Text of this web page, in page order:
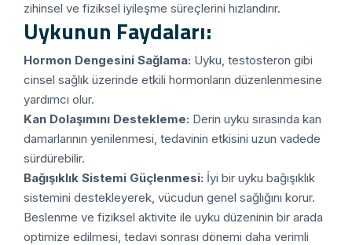
zihinsel ve fiziksel iyileşme süreçlerini hızlandırır.
Uykunun Faydaları:
Hormon Dengesini Sağlama: Uyku, testosteron gibi
cinsel sağlık üzerinde etkili hormonların düzenlenmesine
yardımcı olur.
Kan Dolaşımını Destekleme: Derin uyku sırasında kan
damarlarının yenilenmesi, tedavinin etkisini uzun vadede
sürdürebilir.
Bağışıklık Sistemi Güçlenmesi: İyi bir uyku bağışıklık
sistemini destekleyerek, vücudun genel sağlığını korur.
Beslenme ve fiziksel aktivite ile uyku düzeninin bir arada
optimize edilmesi, tedavi sonrası dönemi daha verimli